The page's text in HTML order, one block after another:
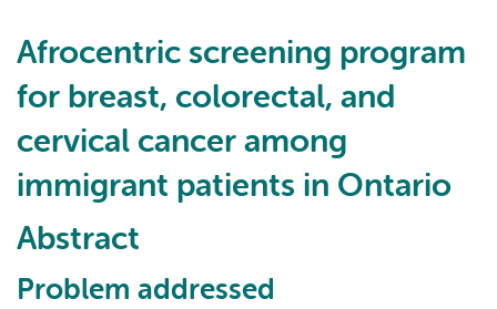
Afrocentric screening program
for breast, colorectal, and
cervical cancer among
immigrant patients in Ontario
Abstract
Problem addressed